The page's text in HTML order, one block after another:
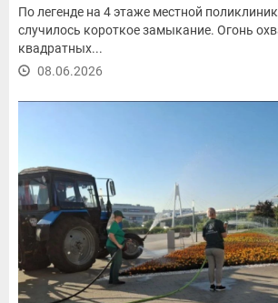
По легенде на 4 этаже местной
случилось короткое замыкание. Огонь
квадратных...
08.06.2026